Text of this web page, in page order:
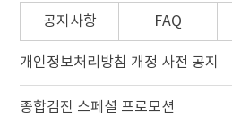
공지사항 FAQ
개인정보처리방침 개정 사전 공지
종합검진 스페셜 프로모션